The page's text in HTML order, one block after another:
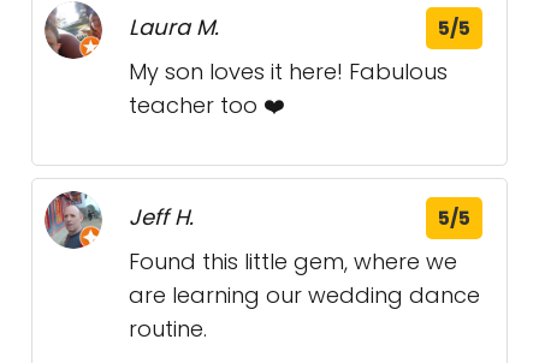
Laura M. 5/5
My son loves it here! Fabulous
teacher too ❤️
Jeff H. 5/5
Found this little gem, where we
are learning our wedding dance
routine.